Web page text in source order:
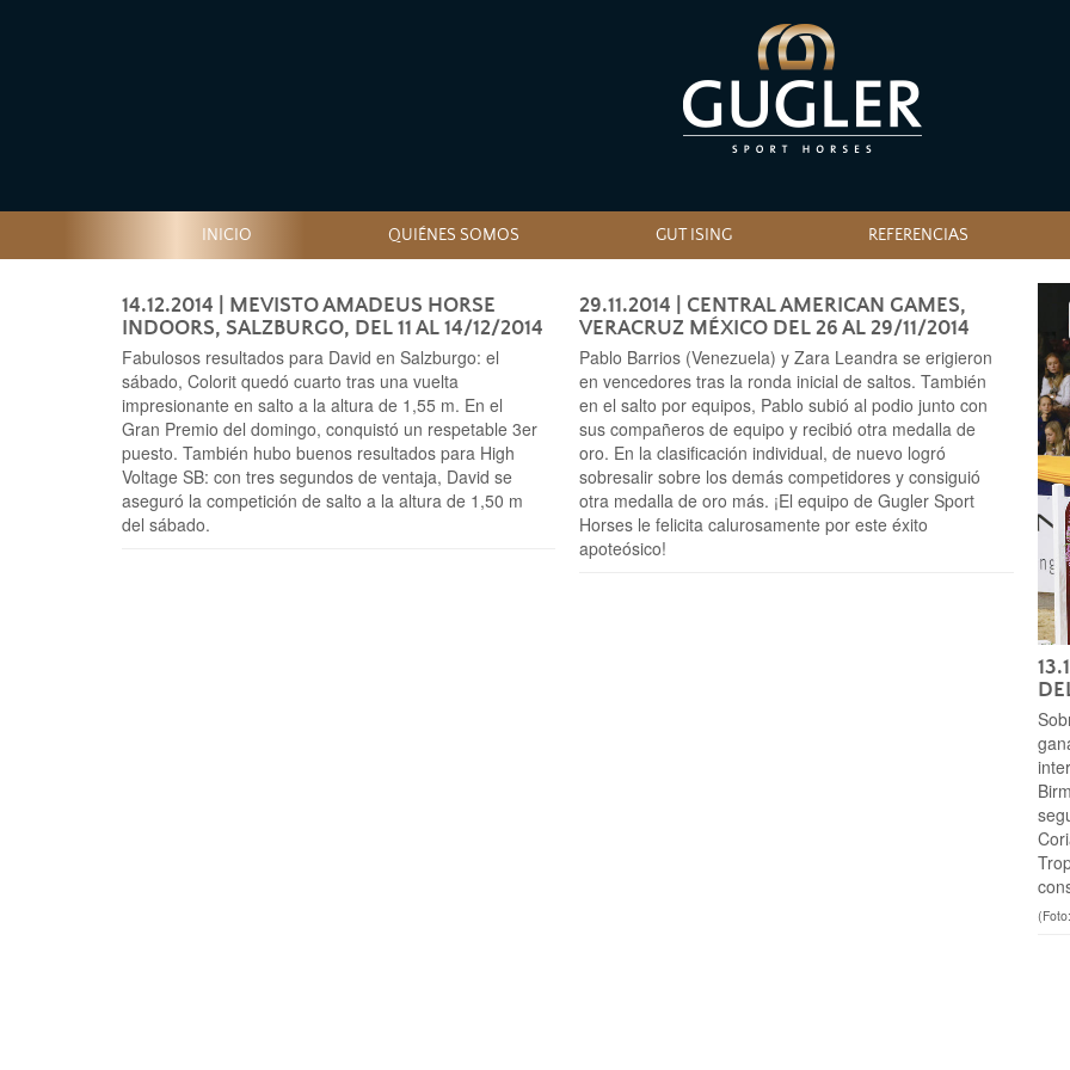
INICIO QUIÉNES SOMOS GUT ISING REFERENCIAS
14.12.2014 | MEVISTO AMADEUS HORSE
INDOORS, SALZBURGO, DEL 11 AL 14/12/2014
Fabulosos resultados para David en Salzburgo: el
sábado, Colorit quedó cuarto tras una vuelta
impresionante en salto a la altura de 1,55 m. En el
Gran Premio del domingo, conquistó un respetable 3er
puesto. También hubo buenos resultados para High
Voltage SB: con tres segundos de ventaja, David se
aseguró la competición de salto a la altura de 1,50 m
del sábado.
29.11.2014 | CENTRAL AMERICAN GAMES,
VERACRUZ MÉXICO DEL 26 AL 29/11/2014
Pablo Barrios (Venezuela) y Zara Leandra se erigieron
en vencedores tras la ronda inicial de saltos. También
en el salto por equipos, Pablo subió al podio junto con
sus compañeros de equipo y recibió otra medalla de
oro. En la clasificación individual, de nuevo logró
sobresalir sobre los demás competidores y consiguió
otra medalla de oro más. ¡El equipo de Gugler Sport
Horses le felicita calurosamente por este éxito
apoteósico!